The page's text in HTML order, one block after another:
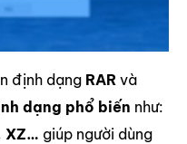
định dạng RAR và
dạng phổ biến như:
XZ… giúp người dùng